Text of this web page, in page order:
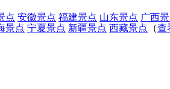
点 安徽景点 福建景点 山东景点 广西
景点 宁夏景点 新疆景点 西藏景点 （查